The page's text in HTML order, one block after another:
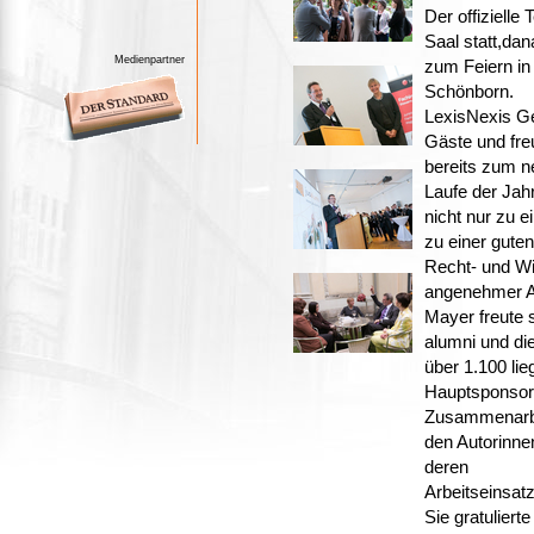
Medienpartner
Der offizielle
Saal
zum Feiern
Schönborn.
LexisNexis
Gäste und
bereits zum
Laufe der
nicht nur zu
zu einer
Recht- und
angenehmer
Mayer freute
alumni und
über 1.100
den
deren
Sie